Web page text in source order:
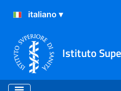
Istituto